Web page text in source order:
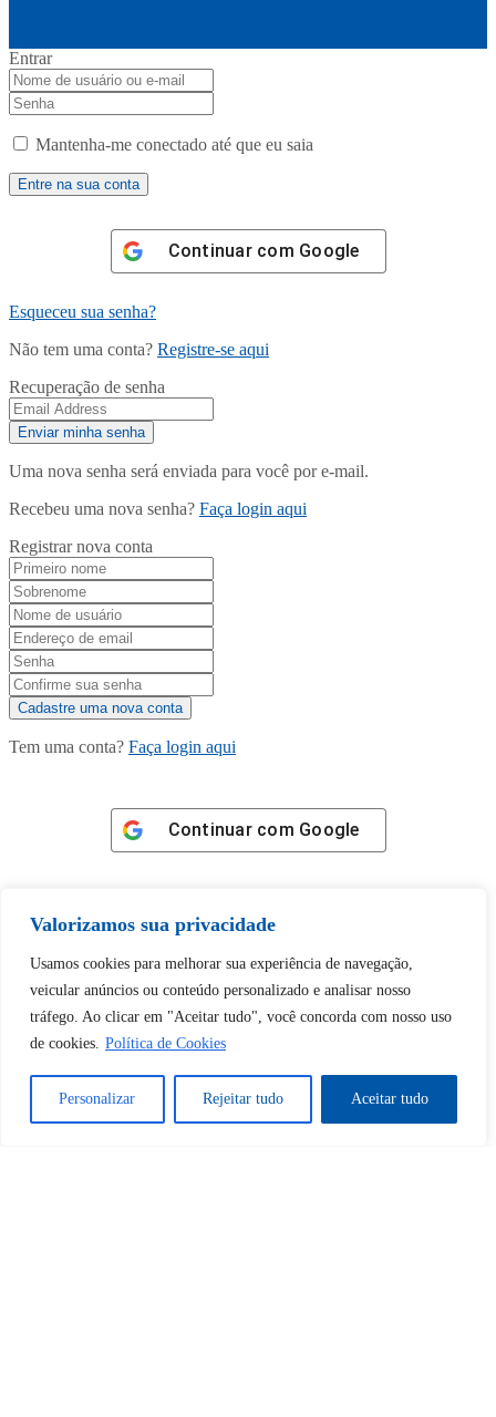
Valorizamos sua privacidade
Usamos cookies para melhorar sua experiência de navegação,
veicular anúncios ou conteúdo personalizado e analisar nosso
tráfego. Ao clicar em "Aceitar tudo", você concorda com nosso uso
de cookies. Política de Cookies
Personalizar Rejeitar tudo Aceitar tudo
Entrar
Mantenha-me conectado até que eu saia
Continuar com Google
Esqueceu sua senha?
Não tem uma conta? Registre-se aqui
Recuperação de senha
Uma nova senha será enviada para você por e-mail.
Recebeu uma nova senha? Faça login aqui
Registrar nova conta
Tem uma conta? Faça login aqui
Continuar com Google
Tem certeza de que deseja
desbloquear esta publicação?
Desbloquear esquerda : 0